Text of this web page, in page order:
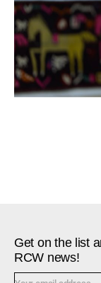
Get on the list
RCW news!